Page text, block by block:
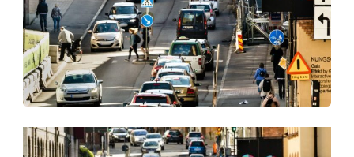
Global talent
Visual technologies
Shaping cities and regions
Bright East
East Sweden Tech Women
Tech startups
Upscaling
Talent & skills
Startup & industry collaboration
Offers to boost your business
Our story, mission & vision
Our community of companies
Projects
Publications
Project toolbox
40 years anniversary
Today's lunch in Mjärdevi